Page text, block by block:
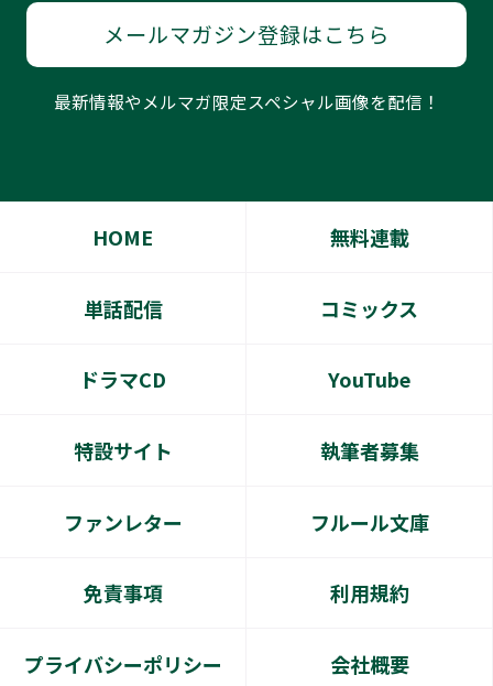
メールマガジン登録はこちら
最新情報やメルマガ限定スペシャル画像を配信！
HOME 無料連載
単話配信 コミックス
ドラマCD YouTube
特設サイト 執筆者募集
ファンレター フルール文庫
免責事項 利用規約
プライバシーポリシー 会社概要